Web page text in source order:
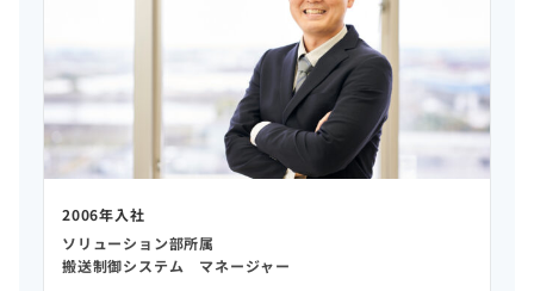
2006年入社
ソリューション部所属
搬送制御システム マネージャー